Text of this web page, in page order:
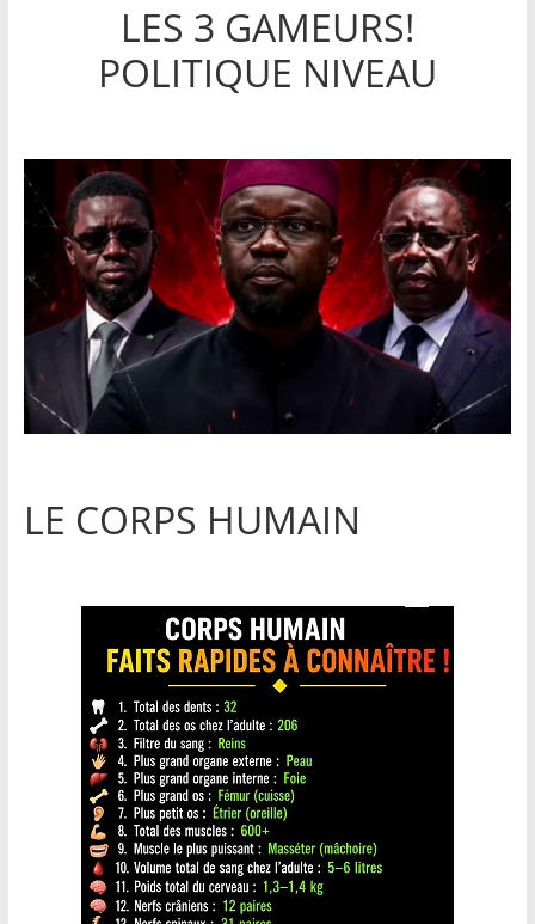
LES 3 GAMEURS!
POLITIQUE NIVEAU
LE CORPS HUMAIN